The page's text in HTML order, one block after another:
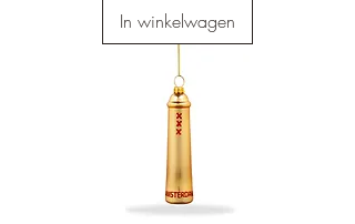
In winkelwagen